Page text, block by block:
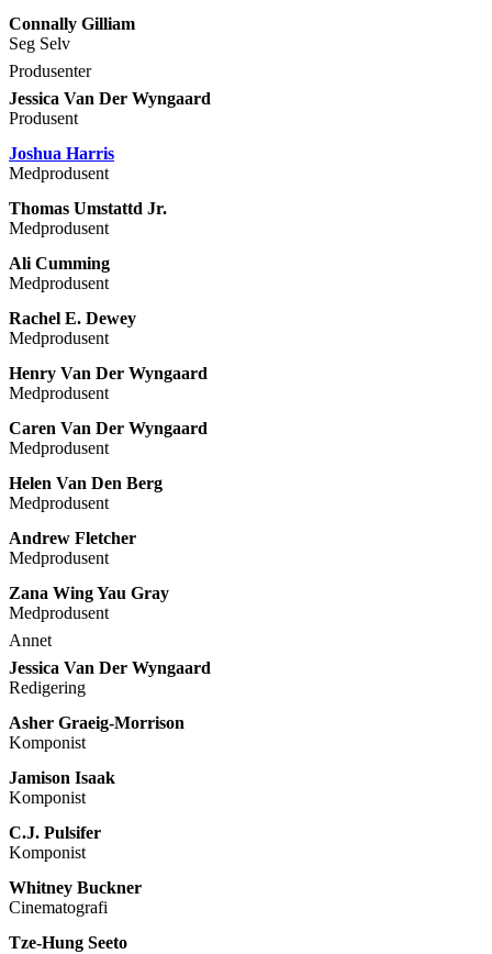
Connally Gilliam
Seg Selv
Produsenter
Jessica Van Der Wyngaard
Produsent
Joshua Harris
Medprodusent
Thomas Umstattd Jr.
Medprodusent
Ali Cumming
Medprodusent
Rachel E. Dewey
Medprodusent
Henry Van Der Wyngaard
Medprodusent
Caren Van Der Wyngaard
Medprodusent
Helen Van Den Berg
Medprodusent
Andrew Fletcher
Medprodusent
Zana Wing Yau Gray
Medprodusent
Annet
Jessica Van Der Wyngaard
Redigering
Asher Graeig-Morrison
Komponist
Jamison Isaak
Komponist
C.J. Pulsifer
Komponist
Whitney Buckner
Cinematografi
Tze-Hung Seeto